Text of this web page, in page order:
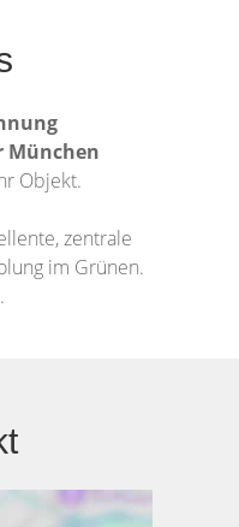
Objekt.
zentrale
im Grünen.